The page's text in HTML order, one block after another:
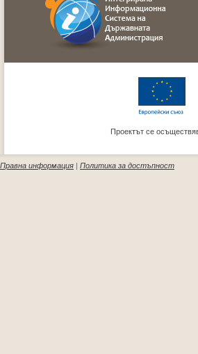
Проектът се
Правна информация | Политика за достъпност